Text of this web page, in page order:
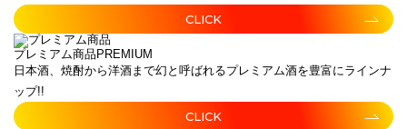
CLICK
プレミアム商品 PREMIUM
日本酒、焼酎から洋酒まで幻と呼ばれるプレミアム酒を豊富にラインナ
ップ!!
CLICK